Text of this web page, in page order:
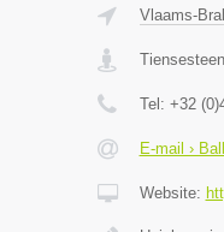
Vlaams-
Tel: +32
E-mail ›
Website: